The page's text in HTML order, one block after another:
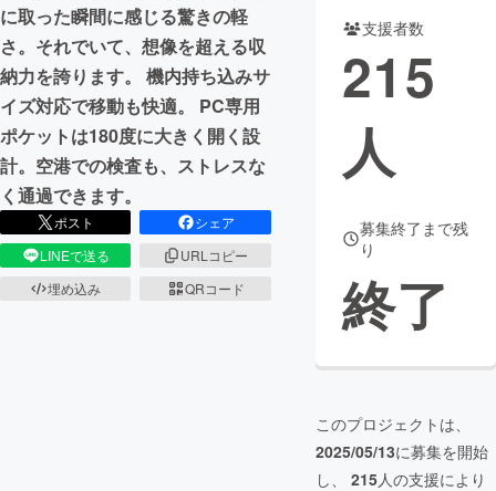
に取った瞬間に感じる驚きの軽
さ。それでいて、想像を超える収
納力を誇ります。 機内持ち込みサ
イズ対応で移動も快適。 PC専用
ポケットは180度に大きく開く設
計。空港での検査も、ストレスな
く通過できます。
ポスト
シェア
LINEで送る
URLコピー
埋め込み
QRコード
支援者数
215
人
募集終了まで残
り
終了
このプロジェクトは、
2025/05/13に募集を開始
し、 215人の支援により